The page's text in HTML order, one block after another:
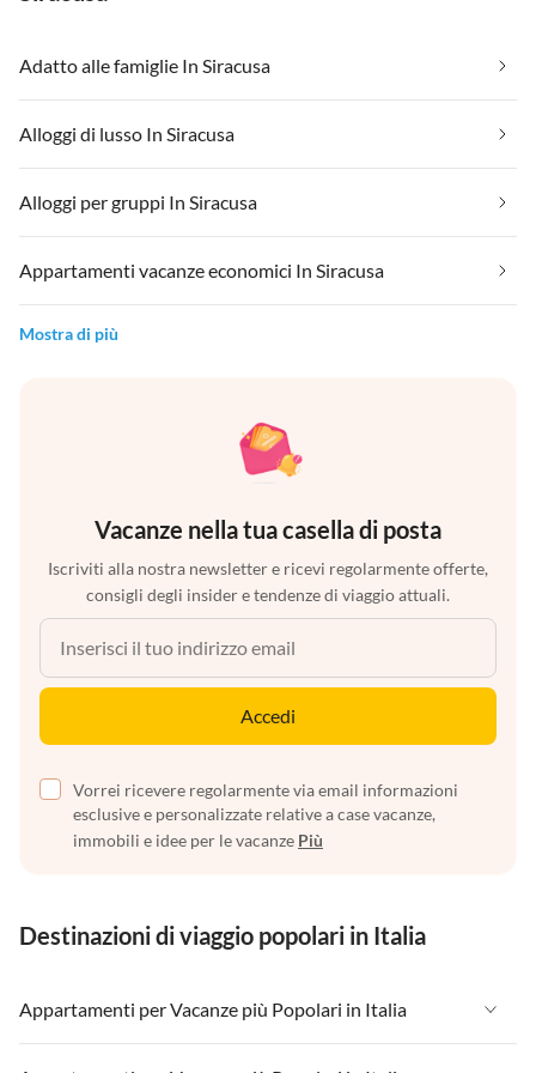
Adatto alle famiglie In Siracusa
Alloggi di lusso In Siracusa
Alloggi per gruppi In Siracusa
Appartamenti vacanze economici In Siracusa
Mostra di più
Vacanze nella tua casella di posta
Iscriviti alla nostra newsletter e ricevi regolarmente offerte,
consigli degli insider e tendenze di viaggio attuali.
Accedi
Vorrei ricevere regolarmente via email informazioni
esclusive e personalizzate relative a case vacanze,
immobili e idee per le vacanze Più
Destinazioni di viaggio popolari in Italia
Appartamenti per Vacanze più Popolari in Italia